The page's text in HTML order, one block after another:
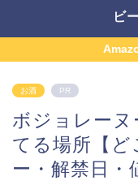
ビ
お酒 PR
ボジョレーヌ
てる場所【
ー・解禁日・